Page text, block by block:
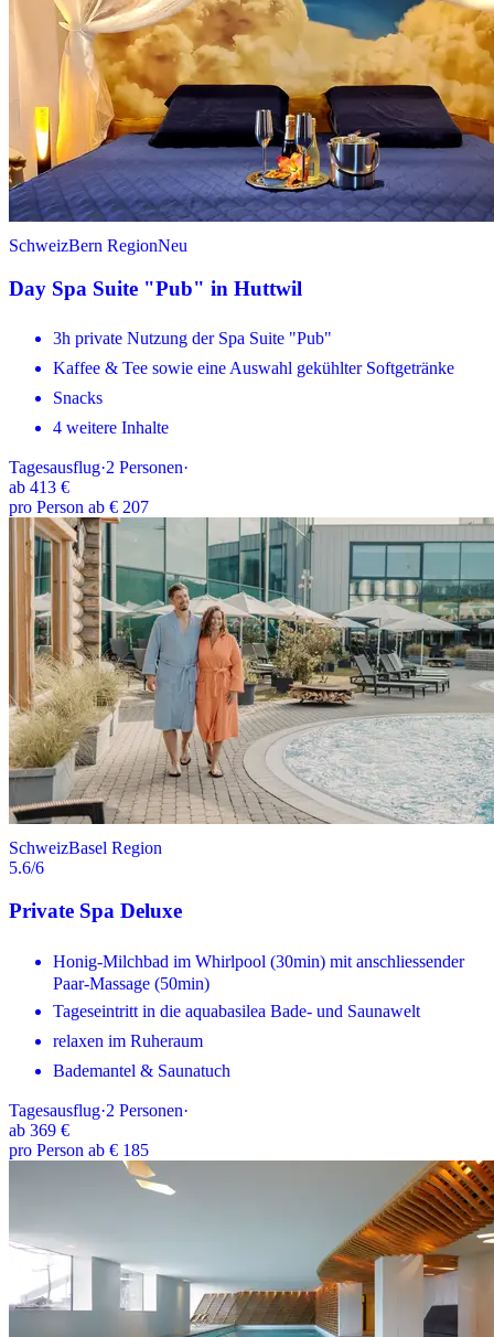
SchweizBern RegionNeu
Day Spa Suite "Pub" in Huttwil
3h private Nutzung der Spa Suite "Pub"
Kaffee & Tee sowie eine Auswahl gekühlter Softgetränke
Snacks
4 weitere Inhalte
Tagesausflug·2 Personen·
ab 413 €
pro Person ab € 207
SchweizBasel Region
5.6/6
Private Spa Deluxe
Honig-Milchbad im Whirlpool (30min) mit anschliessender
Paar-Massage (50min)
Tageseintritt in die aquabasilea Bade- und Saunawelt
relaxen im Ruheraum
Bademantel & Saunatuch
Tagesausflug·2 Personen·
ab 369 €
pro Person ab € 185